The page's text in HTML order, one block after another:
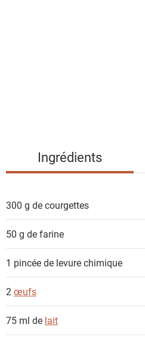
i
t
Ingrédients
300 g decourgettes
50 g defarine
1 pincée de levure chimique
2 œufs
75 ml de lait